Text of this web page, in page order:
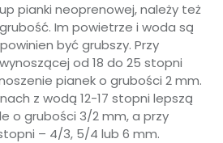
pianki neoprenowej, należy też
Im powietrze i woda są
być grubszy. Przy
od 18 do 25 stopni
pianek o grubości 2 mm.
z wodą 12-17 stopni lepszą
o grubości 3/2 mm, a przy
– 4/3, 5/4 lub 6 mm.